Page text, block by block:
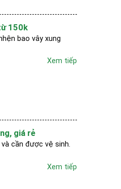
150k
bao vây xung
Xem tiếp
giá rẻ
cần được vệ sinh.
Xem tiếp